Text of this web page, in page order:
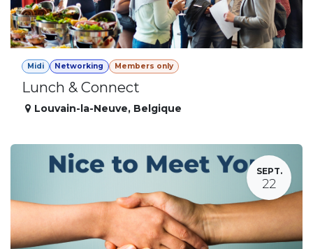
Midi Networking Members only
Lunch & Connect
Louvain-la-Neuve, Belgique
SEPT.
22